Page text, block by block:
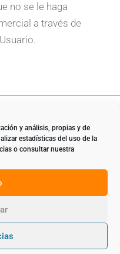
y análisis, propias y de
estadísticas del uso de la
o consultar nuestra
no se le haga
a través de
Política de cookies UE
Repsol 30007 –
| Servicio Gas Repsol